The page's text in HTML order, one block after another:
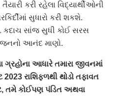
કરી રહેલા વિદ્યાર્થીઓની
સુધારો કરી શકશે.
કદાચ સાંજ સુધી કોઈ સરસ
આનંદ માણો.
ગ્રહોના આધારે તમારા જીવનમાં
રાશિફળથી થોડો તફાવત
તમે કોઈપણ પંડિત અથવા